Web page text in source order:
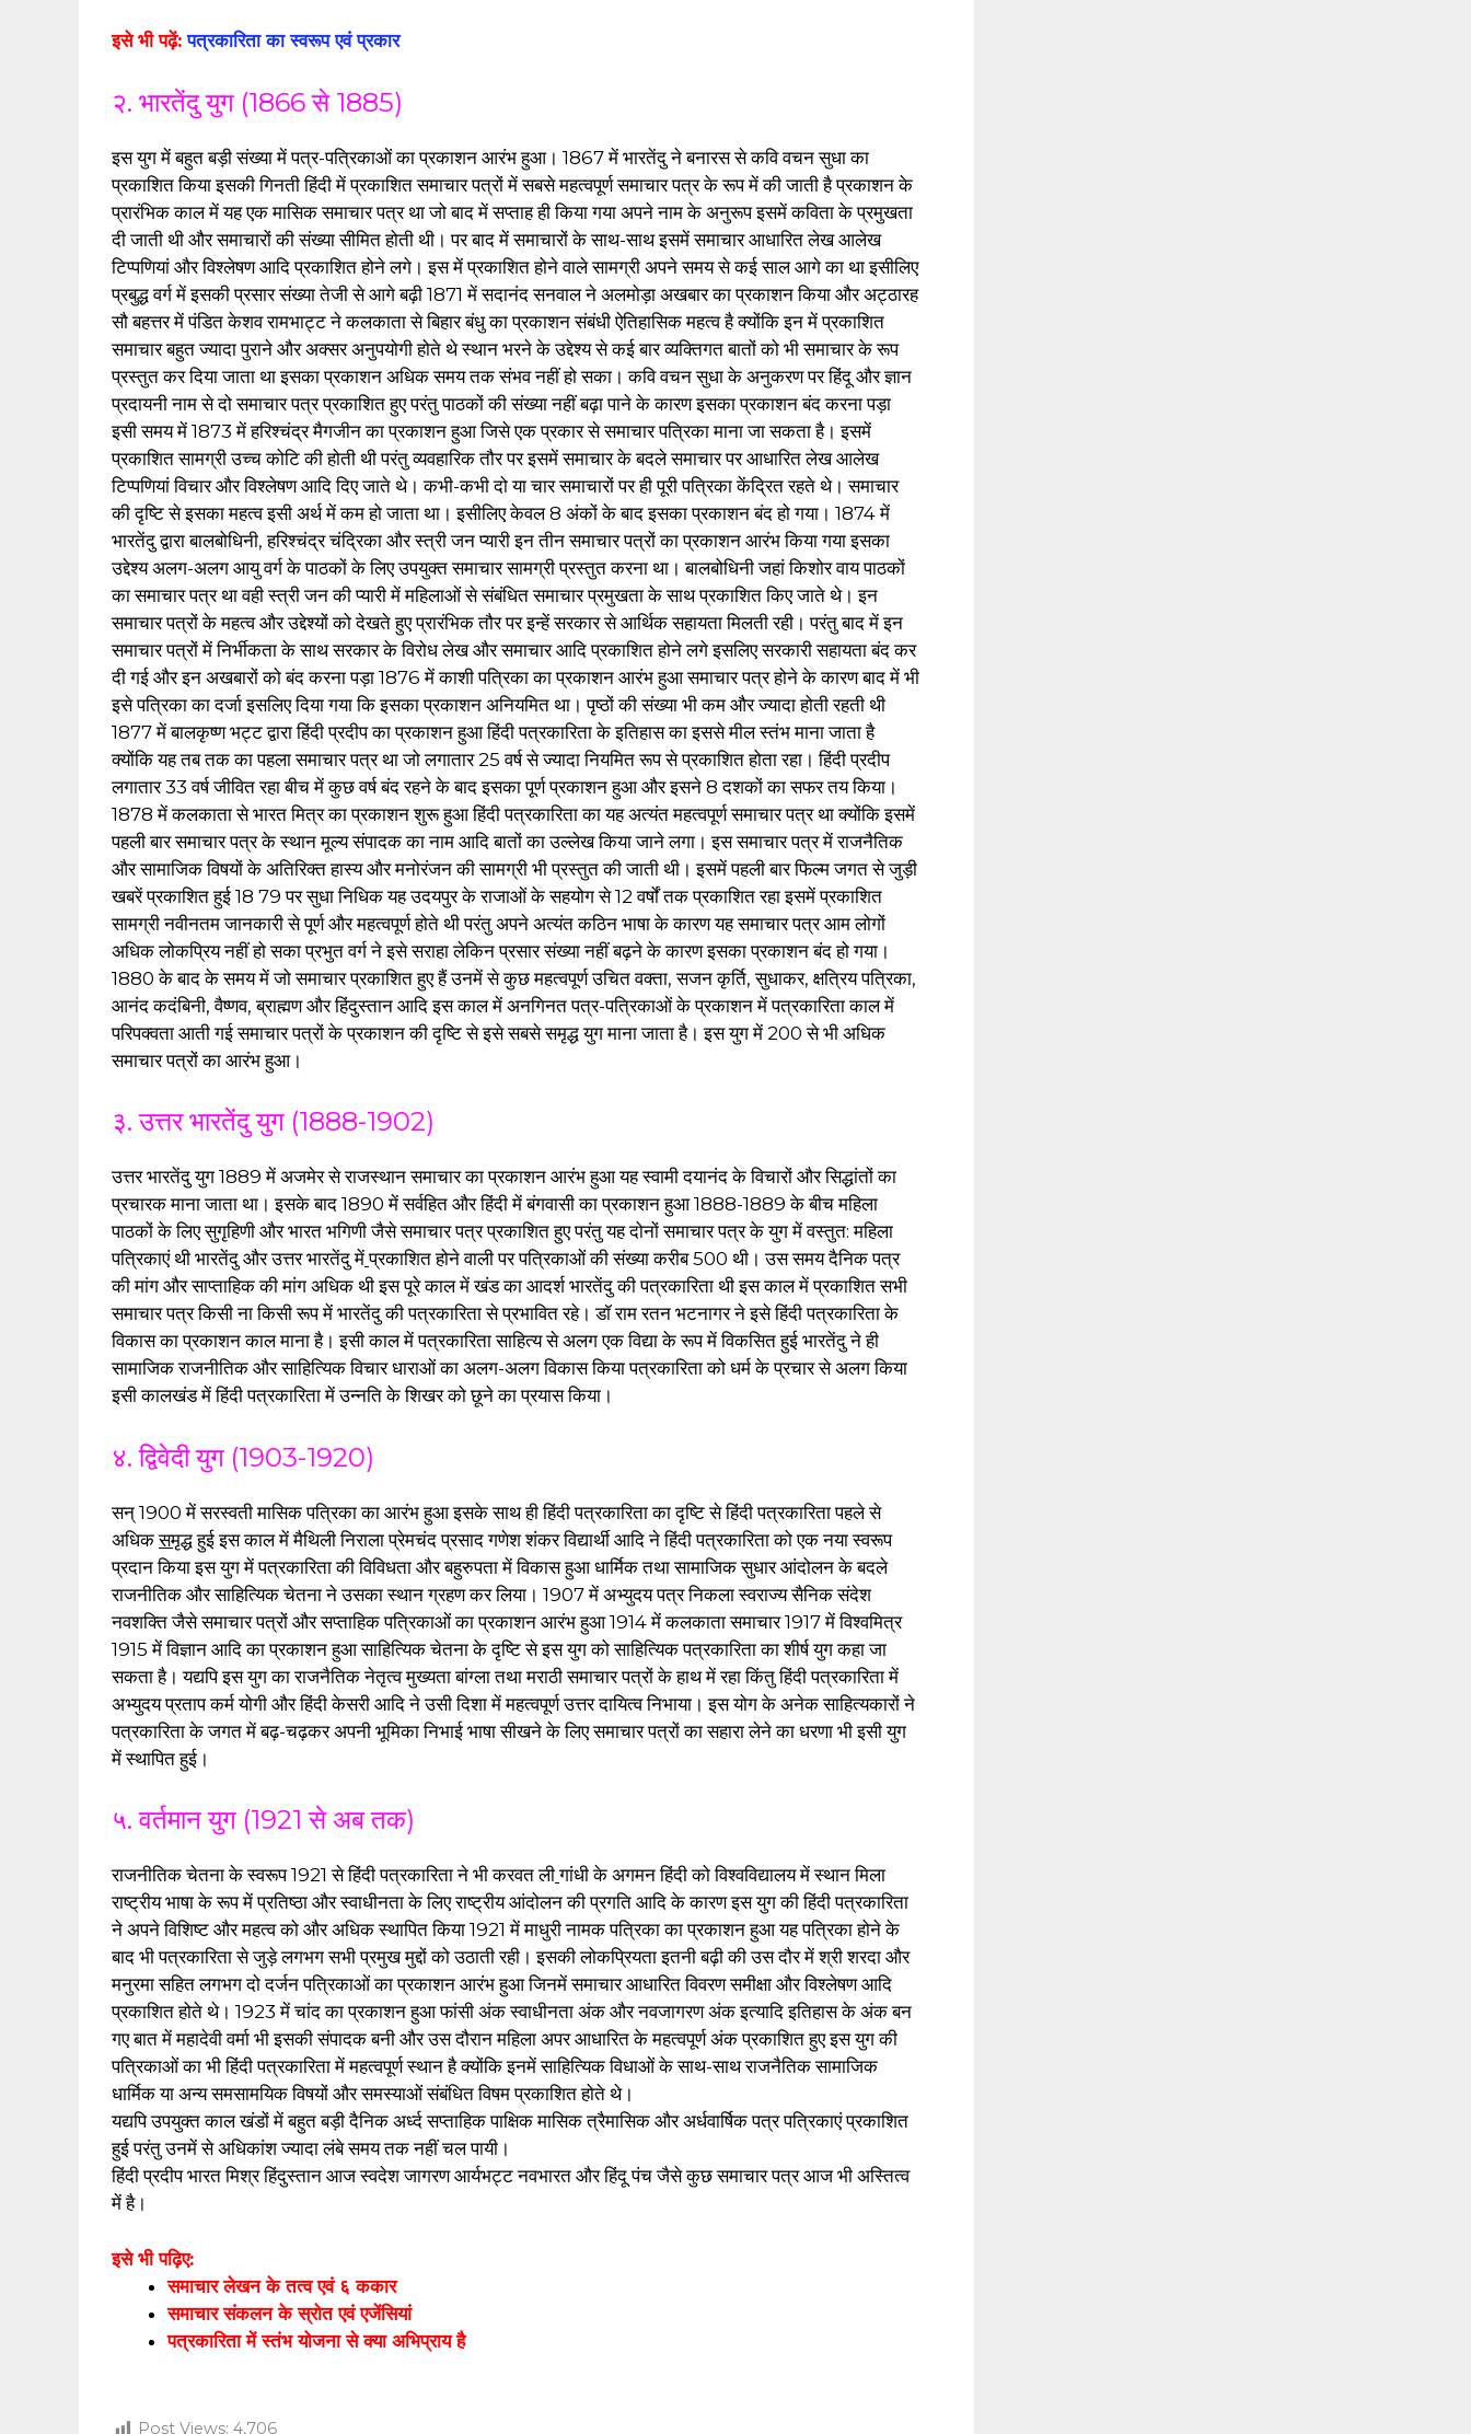
इसे भी पढ़ें:पत्रकारिता का स्वरूप एवं प्रकार
२. भारतेंदु युग (1866 से 1885)
इस युग में बहुत बड़ी संख्या में पत्र-पत्रिकाओं का प्रकाशन आरंभ हुआ। 1867 में भारतेंदु ने बनारस से कवि वचन सुधा का
प्रकाशित किया इसकी गिनती हिंदी में प्रकाशित समाचार पत्रों में सबसे महत्वपूर्ण समाचार पत्र के रूप में की जाती है प्रकाशन के
प्रारंभिक काल में यह एक मासिक समाचार पत्र था जो बाद में सप्ताह ही किया गया अपने नाम के अनुरूप इसमें कविता के प्रमुखता
दी जाती थी और समाचारों की संख्या सीमित होती थी। पर बाद में समाचारों के साथ-साथ इसमें समाचार आधारित लेख आलेख
टिप्पणियां और विश्लेषण आदि प्रकाशित होने लगे। इस में प्रकाशित होने वाले सामग्री अपने समय से कई साल आगे का था इसीलिए
प्रबुद्ध वर्ग में इसकी प्रसार संख्या तेजी से आगे बढ़ी 1871 में सदानंद सनवाल ने अलमोड़ा अखबार का प्रकाशन किया और अट्ठारह
सौ बहत्तर में पंडित केशव रामभाट्ट ने कलकाता से बिहार बंधु का प्रकाशन संबंधी ऐतिहासिक महत्व है क्योंकि इन में प्रकाशित
समाचार बहुत ज्यादा पुराने और अक्सर अनुपयोगी होते थे स्थान भरने के उद्देश्य से कई बार व्यक्तिगत बातों को भी समाचार के रूप
प्रस्तुत कर दिया जाता था इसका प्रकाशन अधिक समय तक संभव नहीं हो सका। कवि वचन सुधा के अनुकरण पर हिंदू और ज्ञान
प्रदायनी नाम से दो समाचार पत्र प्रकाशित हुए परंतु पाठकों की संख्या नहीं बढ़ा पाने के कारण इसका प्रकाशन बंद करना पड़ा
इसी समय में 1873 में हरिश्चंद्र मैगजीन का प्रकाशन हुआ जिसे एक प्रकार से समाचार पत्रिका माना जा सकता है। इसमें
प्रकाशित सामग्री उच्च कोटि की होती थी परंतु व्यवहारिक तौर पर इसमें समाचार के बदले समाचार पर आधारित लेख आलेख
टिप्पणियां विचार और विश्लेषण आदि दिए जाते थे। कभी-कभी दो या चार समाचारों पर ही पूरी पत्रिका केंद्रित रहते थे। समाचार
की दृष्टि से इसका महत्व इसी अर्थ में कम हो जाता था। इसीलिए केवल 8 अंकों के बाद इसका प्रकाशन बंद हो गया। 1874 में
भारतेंदु द्वारा बालबोधिनी, हरिश्चंद्र चंद्रिका और स्त्री जन प्यारी इन तीन समाचार पत्रों का प्रकाशन आरंभ किया गया इसका
उद्देश्य अलग-अलग आयु वर्ग के पाठकों के लिए उपयुक्त समाचार सामग्री प्रस्तुत करना था। बालबोधिनी जहां किशोर वाय पाठकों
का समाचार पत्र था वही स्त्री जन की प्यारी में महिलाओं से संबंधित समाचार प्रमुखता के साथ प्रकाशित किए जाते थे। इन
समाचार पत्रों के महत्व और उद्देश्यों को देखते हुए प्रारंभिक तौर पर इन्हें सरकार से आर्थिक सहायता मिलती रही। परंतु बाद में इन
समाचार पत्रों में निर्भीकता के साथ सरकार के विरोध लेख और समाचार आदि प्रकाशित होने लगे इसलिए सरकारी सहायता बंद कर
दी गई और इन अखबारों को बंद करना पड़ा 1876 में काशी पत्रिका का प्रकाशन आरंभ हुआ समाचार पत्र होने के कारण बाद में भी
इसे पत्रिका का दर्जा इसलिए दिया गया कि इसका प्रकाशन अनियमित था। पृष्ठों की संख्या भी कम और ज्यादा होती रहती थी
1877 में बालकृष्ण भट्ट द्वारा हिंदी प्रदीप का प्रकाशन हुआ हिंदी पत्रकारिता के इतिहास का इससे मील स्तंभ माना जाता है
क्योंकि यह तब तक का पहला समाचार पत्र था जो लगातार 25 वर्ष से ज्यादा नियमित रूप से प्रकाशित होता रहा। हिंदी प्रदीप
लगातार 33 वर्ष जीवित रहा बीच में कुछ वर्ष बंद रहने के बाद इसका पूर्ण प्रकाशन हुआ और इसने 8 दशकों का सफर तय किया।
1878 में कलकाता से भारत मित्र का प्रकाशन शुरू हुआ हिंदी पत्रकारिता का यह अत्यंत महत्वपूर्ण समाचार पत्र था क्योंकि इसमें
पहली बार समाचार पत्र के स्थान मूल्य संपादक का नाम आदि बातों का उल्लेख किया जाने लगा। इस समाचार पत्र में राजनैतिक
और सामाजिक विषयों के अतिरिक्त हास्य और मनोरंजन की सामग्री भी प्रस्तुत की जाती थी। इसमें पहली बार फिल्म जगत से जुड़ी
खबरें प्रकाशित हुई 18 79 पर सुधा निधिक यह उदयपुर के राजाओं के सहयोग से 12 वर्षों तक प्रकाशित रहा इसमें प्रकाशित
सामग्री नवीनतम जानकारी से पूर्ण और महत्वपूर्ण होते थी परंतु अपने अत्यंत कठिन भाषा के कारण यह समाचार पत्र आम लोगों
अधिक लोकप्रिय नहीं हो सका प्रभुत वर्ग ने इसे सराहा लेकिन प्रसार संख्या नहीं बढ़ने के कारण इसका प्रकाशन बंद हो गया।
1880 के बाद के समय में जो समाचार प्रकाशित हुए हैं उनमें से कुछ महत्वपूर्ण उचित वक्ता, सजन कृर्ति, सुधाकर, क्षत्रिय पत्रिका,
आनंद कदंबिनी, वैष्णव, ब्राह्मण और हिंदुस्तान आदि इस काल में अनगिनत पत्र-पत्रिकाओं के प्रकाशन में पत्रकारिता काल में
परिपक्वता आती गई समाचार पत्रों के प्रकाशन की दृष्टि से इसे सबसे समृद्ध युग माना जाता है। इस युग में 200 से भी अधिक
समाचार पत्रों का आरंभ हुआ।
३. उत्तर भारतेंदु युग (1888-1902)
उत्तर भारतेंदु युग 1889 में अजमेर से राजस्थान समाचार का प्रकाशन आरंभ हुआ यह स्वामी दयानंद के विचारों और सिद्धांतों का
प्रचारक माना जाता था। इसके बाद 1890 में सर्वहित और हिंदी में बंगवासी का प्रकाशन हुआ 1888-1889 के बीच महिला
पाठकों के लिए सुगृहिणी और भारत भगिणी जैसे समाचार पत्र प्रकाशित हुए परंतु यह दोनों समाचार पत्र के युग में वस्तुत: महिला
पत्रिकाएं थी भारतेंदु और उत्तर भारतेंदु में प्रकाशित होने वाली पर पत्रिकाओं की संख्या करीब 500 थी। उस समय दैनिक पत्र
की मांग और साप्ताहिक की मांग अधिक थी इस पूरे काल में खंड का आदर्श भारतेंदु की पत्रकारिता थी इस काल में प्रकाशित सभी
समाचार पत्र किसी ना किसी रूप में भारतेंदु की पत्रकारिता से प्रभावित रहे। डॉ राम रतन भटनागर ने इसे हिंदी पत्रकारिता के
विकास का प्रकाशन काल माना है। इसी काल में पत्रकारिता साहित्य से अलग एक विद्या के रूप में विकसित हुई भारतेंदु ने ही
सामाजिक राजनीतिक और साहित्यिक विचार धाराओं का अलग-अलग विकास किया पत्रकारिता को धर्म के प्रचार से अलग किया
इसी कालखंड में हिंदी पत्रकारिता में उन्नति के शिखर को छूने का प्रयास किया।
४. द्विवेदी युग (1903-1920)
सन् 1900 में सरस्वती मासिक पत्रिका का आरंभ हुआ इसके साथ ही हिंदी पत्रकारिता का दृष्टि से हिंदी पत्रकारिता पहले से
अधिकसमृद्धहुई इस काल में मैथिली निराला प्रेमचंद प्रसाद गणेश शंकर विद्यार्थी आदि ने हिंदी पत्रकारिता को एक नया स्वरूप
प्रदान किया इस युग में पत्रकारिता की विविधता और बहुरुपता में विकास हुआ धार्मिक तथा सामाजिक सुधार आंदोलन के बदले
राजनीतिक और साहित्यिक चेतना ने उसका स्थान ग्रहण कर लिया। 1907 में अभ्युदय पत्र निकला स्वराज्य सैनिक संदेश
नवशक्ति जैसे समाचार पत्रों और सप्ताहिक पत्रिकाओं का प्रकाशन आरंभ हुआ 1914 में कलकाता समाचार 1917 में विश्वमित्र
1915 में विज्ञान आदि का प्रकाशन हुआ साहित्यिक चेतना के दृष्टि से इस युग को साहित्यिक पत्रकारिता का शीर्ष युग कहा जा
सकता है। यद्यपि इस युग का राजनैतिक नेतृत्व मुख्यता बांग्ला तथा मराठी समाचार पत्रों के हाथ में रहा किंतु हिंदी पत्रकारिता में
अभ्युदय प्रताप कर्म योगी और हिंदी केसरी आदि ने उसी दिशा में महत्वपूर्ण उत्तर दायित्व निभाया। इस योग के अनेक साहित्यकारों ने
पत्रकारिता के जगत में बढ़-चढ़कर अपनी भूमिका निभाई भाषा सीखने के लिए समाचार पत्रों का सहारा लेने का धरणा भी इसी युग
में स्थापित हुई।
५. वर्तमान युग (1921 से अब तक)
राजनीतिक चेतना के स्वरूप 1921 से हिंदी पत्रकारिता ने भी करवत ली गांधी के अगमन हिंदी को विश्वविद्यालय में स्थान मिला
राष्ट्रीय भाषा के रूप में प्रतिष्ठा और स्वाधीनता के लिए राष्ट्रीय आंदोलन की प्रगति आदि के कारण इस युग की हिंदी पत्रकारिता
ने अपने विशिष्ट और महत्व को और अधिक स्थापित किया 1921 में माधुरी नामक पत्रिका का प्रकाशन हुआ यह पत्रिका होने के
बाद भी पत्रकारिता से जुड़े लगभग सभी प्रमुख मुद्दों को उठाती रही। इसकी लोकप्रियता इतनी बढ़ी की उस दौर में श्री शरदा और
मनुरमा सहित लगभग दो दर्जन पत्रिकाओं का प्रकाशन आरंभ हुआ जिनमें समाचार आधारित विवरण समीक्षा और विश्लेषण आदि
प्रकाशित होते थे। 1923 में चांद का प्रकाशन हुआ फांसी अंक स्वाधीनता अंक और नवजागरण अंक इत्यादि इतिहास के अंक बन
गए बात में महादेवी वर्मा भी इसकी संपादक बनी और उस दौरान महिला अपर आधारित के महत्वपूर्ण अंक प्रकाशित हुए इस युग की
पत्रिकाओं का भी हिंदी पत्रकारिता में महत्वपूर्ण स्थान है क्योंकि इनमें साहित्यिक विधाओं के साथ-साथ राजनैतिक सामाजिक
धार्मिक या अन्य समसामयिक विषयों और समस्याओं संबंधित विषम प्रकाशित होते थे।
यद्यपि उपयुक्त काल खंडों में बहुत बड़ी दैनिक अर्ध्द सप्ताहिक पाक्षिक मासिक त्रैमासिक और अर्धवार्षिक पत्र पत्रिकाएं प्रकाशित
हुई परंतु उनमें से अधिकांश ज्यादा लंबे समय तक नहीं चल पायी।
हिंदी प्रदीप भारत मिश्र हिंदुस्तान आज स्वदेश जागरण आर्यभट्ट नवभारत और हिंदू पंच जैसे कुछ समाचार पत्र आज भी अस्तित्व
में है।
इसे भी पढ़िए:
समाचार लेखन के तत्व एवं ६ ककार
समाचार संकलन के स्रोत एवं एजेंसियां
पत्रकारिता में स्तंभ योजना से क्या अभिप्राय है
Post Views: 4,706